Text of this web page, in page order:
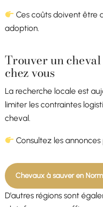
Ces coûts doivent être
adoption.
Trouver un
chez vous
La recherche locale est
limiter les contraintes
cheval.
Consultez les annonces
Chevaux à sauver en
D’autres régions sont